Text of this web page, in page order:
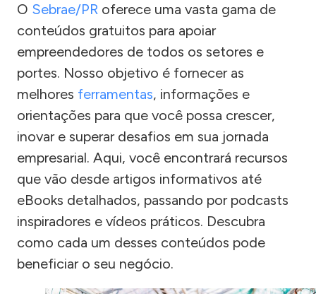
O Sebrae/PR oferece uma vasta gama de
conteúdos gratuitos para apoiar
empreendedores de todos os setores e
portes. Nosso objetivo é fornecer as
melhores ferramentas, informações e
orientações para que você possa crescer,
inovar e superar desafios em sua jornada
empresarial. Aqui, você encontrará recursos
que vão desde artigos informativos até
eBooks detalhados, passando por podcasts
inspiradores e vídeos práticos. Descubra
como cada um desses conteúdos pode
beneficiar o seu negócio.